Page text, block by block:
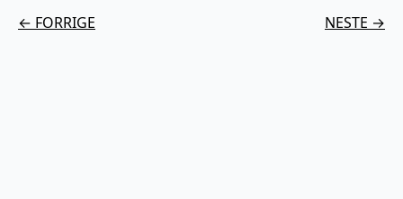
← FORRIGE NESTE →